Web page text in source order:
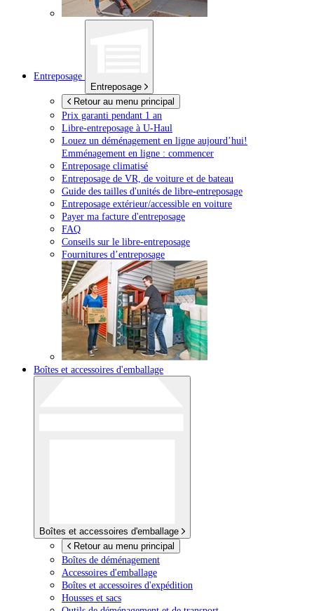
Entreposage
Entreposage
Retour au menu principal
Prix garanti pendant 1 an
Libre-entreposage à U-Haul
Louez un déménagement en ligne aujourd’hui!
Emménagement en ligne : commencer
Entreposage climatisé
Entreposage de VR, de voiture et de bateau
Guide des tailles d'unités de libre-entreposage
Entreposage extérieur/accessible en voiture
Payer ma facture d'entreposage
FAQ
Conseils sur le libre-entreposage
Fournitures d’entreposage
Boîtes et accessoires d'emballage
Boîtes et accessoires d'emballage
Retour au menu principal
Boîtes de déménagement
Accessoires d'emballage
Boîtes et accessoires d'expédition
Housses et sacs